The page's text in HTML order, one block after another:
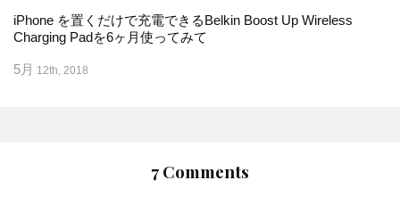
iPhone を置くだけで充電できるBelkin Boost Up Wireless
Charging Padを6ヶ月使ってみて
5月 12th, 2018
7 Comments